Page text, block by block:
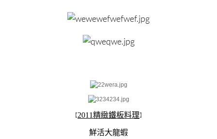
【2011精緻鐵板料理】
鮮活大龍蝦